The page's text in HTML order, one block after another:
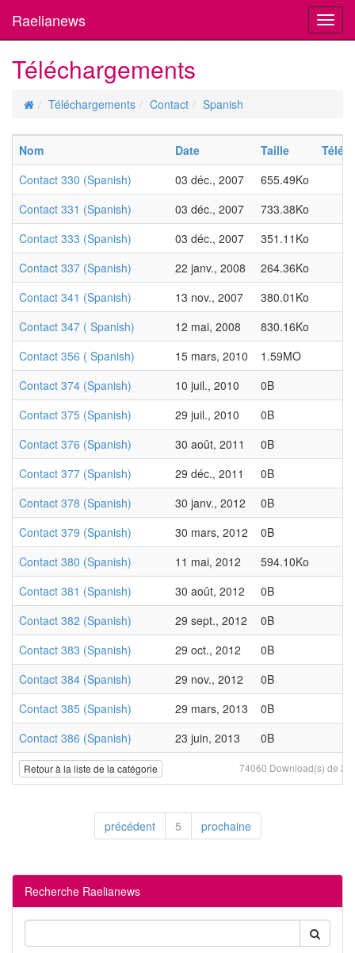
Raelianews
Téléchargements
Téléchargements Contact Spanish
Nom Date Taille
Contact 330 (Spanish)
03 déc., 2007
655.49Ko
Contact 331 (Spanish)
03 déc., 2007
733.38Ko
Contact 333 (Spanish)
03 déc., 2007
351.11Ko
Contact 337 (Spanish)
22 janv., 2008
264.36Ko
Contact 341 (Spanish)
13 nov., 2007
380.01Ko
Contact 347 ( Spanish)
12 mai, 2008
830.16Ko
Contact 356 ( Spanish)
15 mars, 2010
1.59MO
Contact 374 (Spanish)
10 juil., 2010
0B
Contact 375 (Spanish)
29 juil., 2010
0B
Contact 376 (Spanish)
30 août, 2011
0B
Contact 377 (Spanish)
29 déc., 2011
0B
Contact 378 (Spanish)
30 janv., 2012
0B
Contact 379 (Spanish)
30 mars, 2012
0B
Contact 380 (Spanish)
11 mai, 2012
594.10Ko
Contact 381 (Spanish)
30 août, 2012
0B
Contact 382 (Spanish)
29 sept., 2012
0B
Contact 383 (Spanish)
29 oct., 2012
0B
Contact 384 (Spanish)
29 nov., 2012
0B
Contact 385 (Spanish)
29 mars, 2013
0B
Contact 386 (Spanish)
23 juin, 2013 0B
Retour à la liste de la catégorie 74060 Download(s) de 20
précédent 5 prochaine
Recherche Raelianews